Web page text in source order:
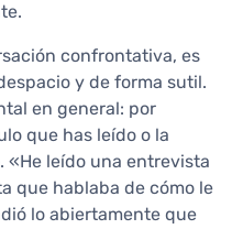
confrontativa, es
y de forma sutil.
en general: por
que has leído o la
«He leído una entrevista
que hablaba de cómo le
lo abiertamente que